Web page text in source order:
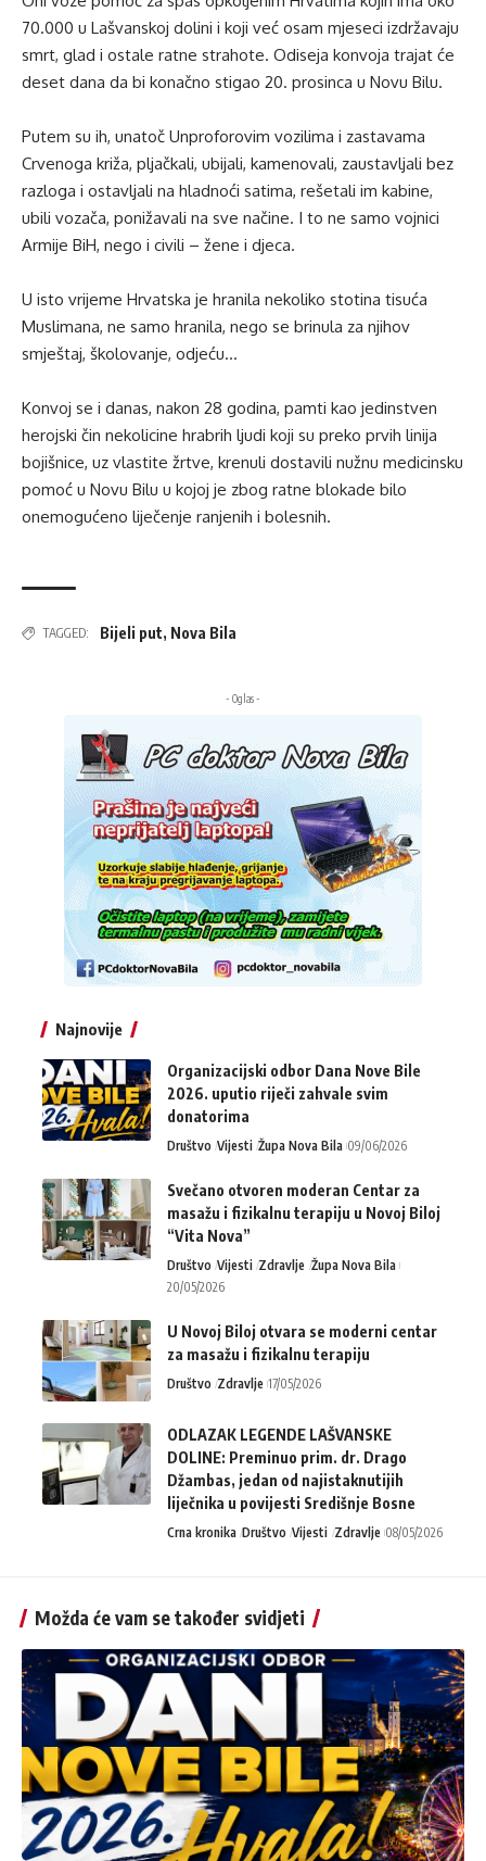
70.000 u Lašvanskoj dolini i koji već osam mjeseci izdržavaju
smrt, glad i ostale ratne strahote. Odiseja konvoja trajat će
deset dana da bi konačno stigao 20. prosinca u Novu Bilu.
Putem su ih, unatoč Unproforovim vozilima i zastavama
Crvenoga križa, pljačkali, ubijali, kamenovali, zaustavljali bez
razloga i ostavljali na hladnoći satima, rešetali im kabine,
ubili vozača, ponižavali na sve načine. I to ne samo vojnici
Armije BiH, nego i civili – žene i djeca.
U isto vrijeme Hrvatska je hranila nekoliko stotina tisuća
Muslimana, ne samo hranila, nego se brinula za njihov
smještaj, školovanje, odjeću…
Konvoj se i danas, nakon 28 godina, pamti kao jedinstven
herojski čin nekolicine hrabrih ljudi koji su preko prvih linija
bojišnice, uz vlastite žrtve, krenuli dostavili nužnu medicinsku
pomoć u Novu Bilu u kojoj je zbog ratne blokade bilo
onemogućeno liječenje ranjenih i bolesnih.
TAGGED: Bijeli put, Nova Bila
- Oglas -
Najnovije
Organizacijski odbor Dana Nove Bile
2026. uputio riječi zahvale svim
donatorima
Društvo Vijesti Župa Nova Bila 09/06/2026
Svečano otvoren moderan Centar za
masažu i fizikalnu terapiju u Novoj Biloj
“Vita Nova”
Društvo Vijesti Zdravlje Župa Nova Bila
20/05/2026
U Novoj Biloj otvara se moderni centar
za masažu i fizikalnu terapiju
Društvo Zdravlje 17/05/2026
ODLAZAK LEGENDE LAŠVANSKE
DOLINE: Preminuo prim. dr. Drago
Džambas, jedan od najistaknutijih
liječnika u povijesti Središnje Bosne
Crna kronika Društvo Vijesti Zdravlje 08/05/2026
Možda će vam se također svidjeti